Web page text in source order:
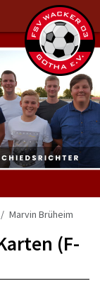
Marvin Brüheim
(F-